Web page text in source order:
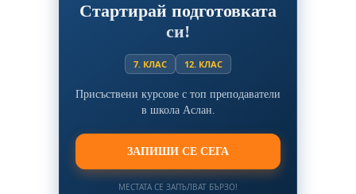
Стартирай подготовката
си!
7. КЛАС 12. КЛАС
Присъствени курсове с топ преподаватели
в школа Аслан.
ЗАПИШИ СЕ СЕГА
МЕСТАТА СЕ ЗАПЪЛВАТ БЪРЗО!